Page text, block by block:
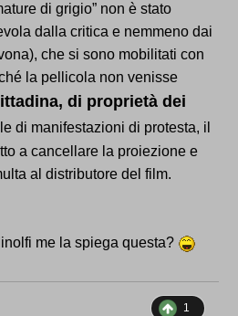
di grigio” non è stato
dalla critica e nemmeno dai
che si sono mobilitati con
la pellicola non venisse
di proprietà dei
di manifestazioni di protesta, il
a cancellare la proiezione e
al distributore del film.
me la spiega questa?
1